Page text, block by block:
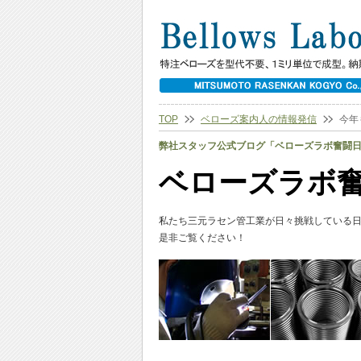
TOP ベローズ案内人の情報発信 今年
弊社スタッフ公式ブログ「ベローズラボ奮闘
ベローズラボ
私たち三元ラセン管工業が日々挑戦している
是非ご覧ください！